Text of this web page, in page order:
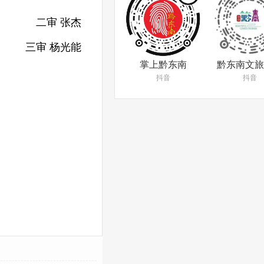
二审 张杰
三审 杨光能
掌上黔东南
抖音
黔东南文
抖音